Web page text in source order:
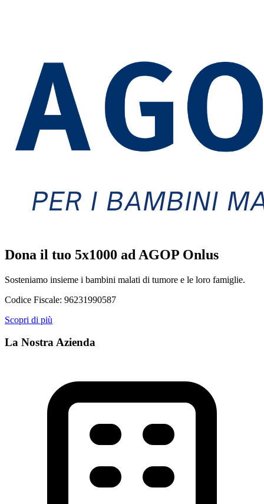
Dona il tuo 5x1000 ad AGOP Onlus
Sosteniamo insieme i bambini malati di tumore e le loro famiglie.
Codice Fiscale: 96231990587
Scopri di più
La Nostra Azienda